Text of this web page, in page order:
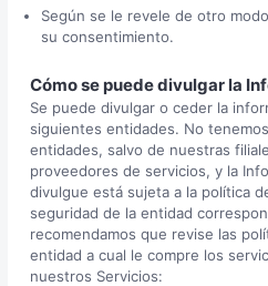
Según se le revele de otro
su consentimiento.
Cómo se puede divulgar la
Se puede divulgar o ceder la
siguientes entidades. No
entidades, salvo de nuestras
proveedores de servicios, y la
divulgue está sujeta a la política
seguridad de la entidad
recomendamos que revise las
entidad a cual le compre los
nuestros Servicios: